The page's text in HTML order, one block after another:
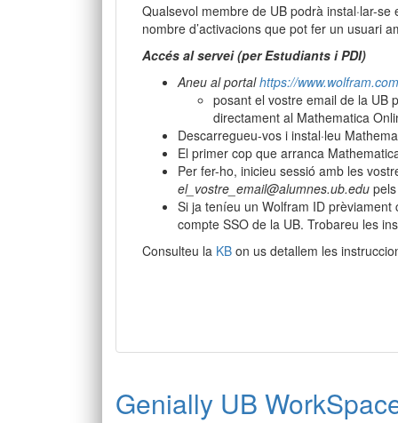
Qualsevol membre de UB podrà instal·lar-
nombre d’activacions que pot fer un usuari
Accés al servei (per Estudiants i PDI)
Aneu al portalhttps://
posant el vostre email de la UB
directament al Mathematica
Descarregueu-vos i instal·leu
El primer cop que arranca
Per fer-ho, inicieu sessió amb les
el_vostre_email@alumnes.ub.edu
Si ja teníeu un Wolfram ID prèviament
compte SSO de la UB. Trobareu les
Consulteu la KB on us detallem les
Genially UB